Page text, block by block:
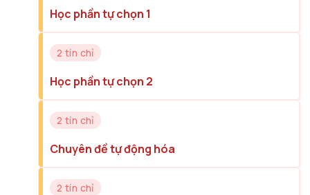
Học phần tự chọn 1
2 tín chỉ
Học phần tự chọn 2
2 tín chỉ
Chuyên đề tự động hóa
2 tín chỉ